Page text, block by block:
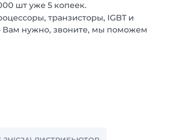
шт уже 5 копеек.
транзисторы, IGBT и
Вам нужно, звоните, мы поможем